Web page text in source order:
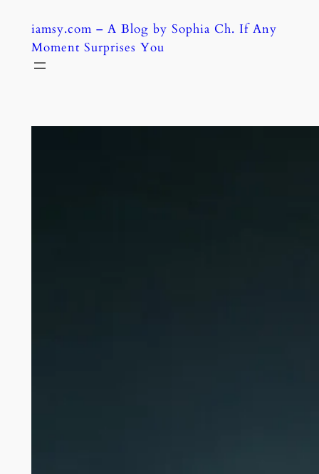
content
iamsy.com – A Blog by Sophia Ch. If Any
Moment Surprises You